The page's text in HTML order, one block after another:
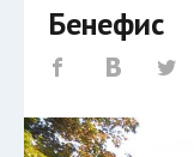
Бенефис